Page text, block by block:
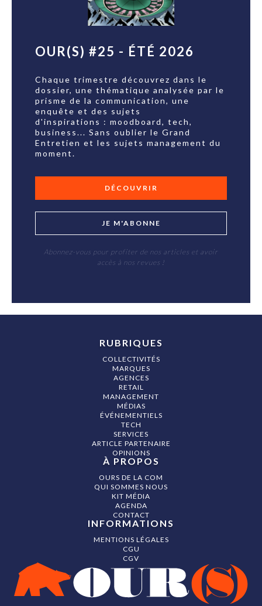
OUR(S) #25 - ÉTÉ 2026
Chaque trimestre découvrez dans le
dossier, une thématique analysée par le
prisme de la communication, une
enquête et des sujets
d'inspirations : moodboard, tech,
business... Sans oublier le Grand
Entretien et les sujets management du
moment.
DÉCOUVRIR
JE M'ABONNE
Abonnez-vous pour profiter de nos articles et avoir
accès à nos revues !
RUBRIQUES
COLLECTIVITÉS
MARQUES
AGENCES
RETAIL
MANAGEMENT
MÉDIAS
ÉVÉNEMENTIELS
TECH
SERVICES
ARTICLE PARTENAIRE
OPINIONS
À PROPOS
OURS DE LA COM
QUI SOMMES NOUS
KIT MÉDIA
AGENDA
CONTACT
INFORMATIONS
MENTIONS LÉGALES
CGU
CGV